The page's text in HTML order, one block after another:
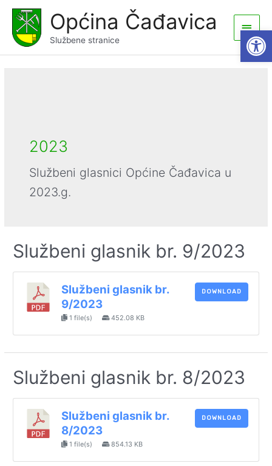
content
Općina Čađavica
Službene stranice
Main
Menu
2023
Službeni glasnici Općine Čađavica u
2023.g.
Službeni glasnik br. 9/2023
Službeni glasnik br.
9/2023
1 file(s) 452.08 KB
DOWNLOAD
Službeni glasnik br. 8/2023
Službeni glasnik br.
8/2023
1 file(s) 854.13 KB
DOWNLOAD